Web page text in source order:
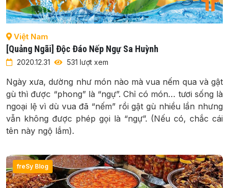
Việt Nam
[Quảng Ngãi] Độc Đáo Nếp Ngự Sa Huỳnh
2020.12.31 531 lượt xem
Ngày xưa, dường như món nào mà vua nếm qua và gật
gù thì được “phong” là “ngự”. Chỉ có món… tươi sống là
ngoại lệ vì dù vua đã “nếm” rồi gật gù nhiều lần nhưng
vẫn không được phép gọi là “ngự”. (Nếu có, chắc cái
tên này ngộ lắm).
freSy Blog